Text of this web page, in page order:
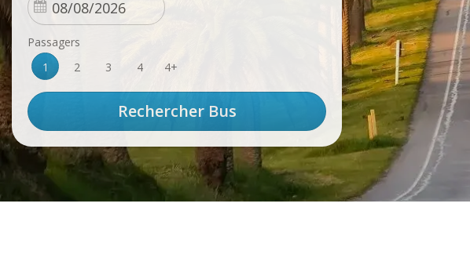
Passagers
1
2 3 4 4+